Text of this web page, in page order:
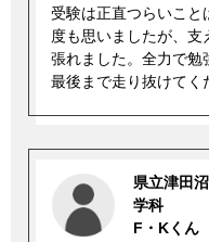
受験は正直つらいこと
度も思いましたが、
張れました。全力で勉
最後まで走り抜けてく
県立津田
学科
F・Kくん